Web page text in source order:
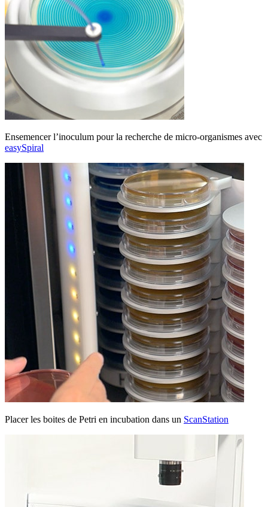
Ensemencer l’inoculum pour la recherche de micro-organismes avec
easySpiral
Placer les boites de Petri en incubation dans un ScanStation